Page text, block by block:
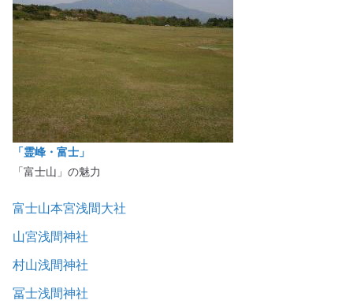
「霊峰・富士」
「富士山」の魅力
富士山本宮浅間大社
山宮浅間神社
村山浅間神社
冨士浅間神社